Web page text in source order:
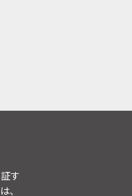
す
、